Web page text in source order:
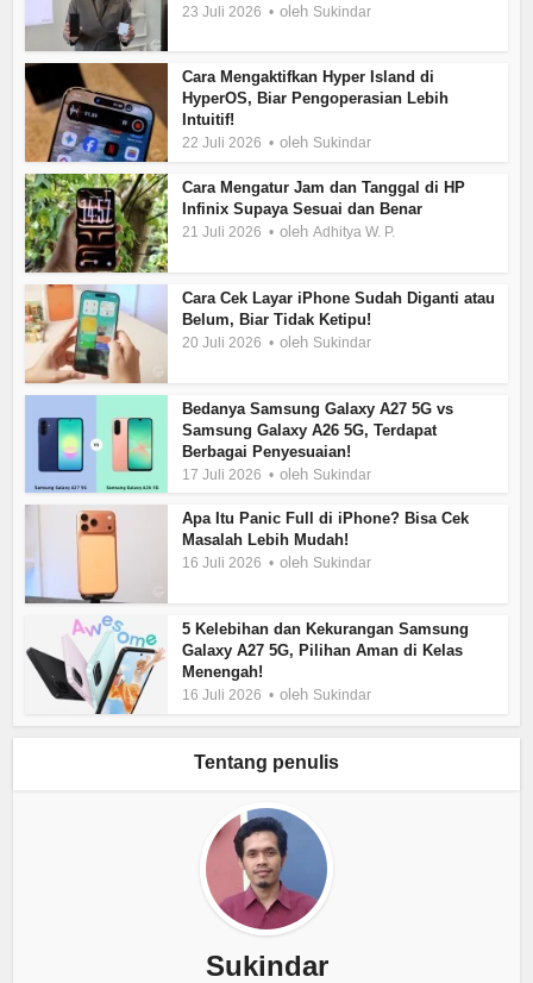
23 Juli 2026 oleh Sukindar
Cara Mengaktifkan Hyper Island di
HyperOS, Biar Pengoperasian Lebih
Intuitif!
22 Juli 2026 oleh Sukindar
Cara Mengatur Jam dan Tanggal di HP
Infinix Supaya Sesuai dan Benar
21 Juli 2026 olehAdhitya W. P.
Cara Cek Layar iPhone Sudah Diganti atau
Belum, Biar Tidak Ketipu!
20 Juli 2026 oleh Sukindar
Bedanya Samsung Galaxy A27 5G vs
Samsung Galaxy A26 5G, Terdapat
Berbagai Penyesuaian!
17 Juli 2026 oleh Sukindar
Apa Itu Panic Full di iPhone? Bisa Cek
Masalah Lebih Mudah!
16 Juli 2026 oleh Sukindar
5 Kelebihan dan Kekurangan Samsung
Galaxy A27 5G, Pilihan Aman di Kelas
Menengah!
16 Juli 2026 oleh Sukindar
Tentang penulis
Sukindar